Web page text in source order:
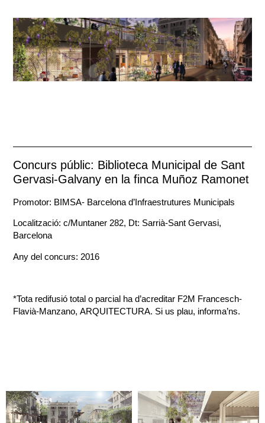
Concurs públic: Biblioteca Municipal de Sant
Gervasi-Galvany en la finca Muñoz Ramonet
Promotor: BIMSA- Barcelona d’Infraestrutures Municipals
Localització: c/Muntaner 282, Dt: Sarrià-Sant Gervasi,
Barcelona
Any del concurs: 2016
*Tota redifusió total o parcial ha d’acreditar F2M Francesch-
Flavià-Manzano, ARQUITECTURA. Si us plau, informa’ns.